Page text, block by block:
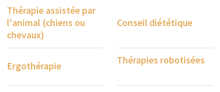
Stimulation magnétique
transcrânienne répétitive
(rTMS)